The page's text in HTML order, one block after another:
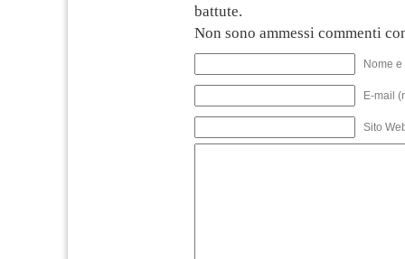
battute.
Non sono ammessi commenti
Nome
E-mail
Sito